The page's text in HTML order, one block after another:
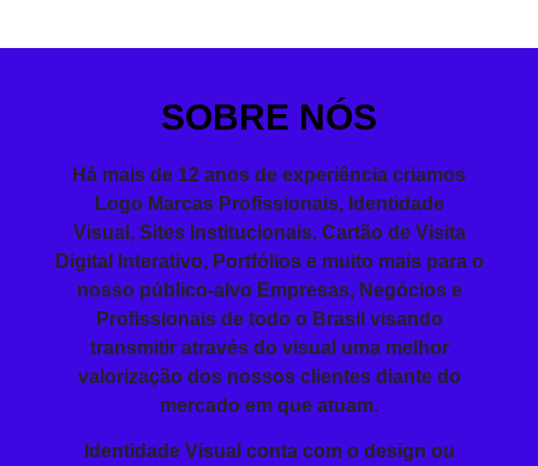
SOBRE NÓS
Há mais de 12 anos de experiência criamos
LogoMarcas Profissionais, Identidade
Visual , SitesInstitucionais, Cartão de Visita
Digital Interativo, Portfólios e muito mais para o
nosso público-alvo Empresas, Negócios e
Profissionais de todo o Brasil visando
transmitir através do visual uma melhor
valorização dos nossos clientes diante do
mercado em que atuam.
Identidade Visual conta com o design ou